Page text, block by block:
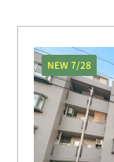
NEW 7/28